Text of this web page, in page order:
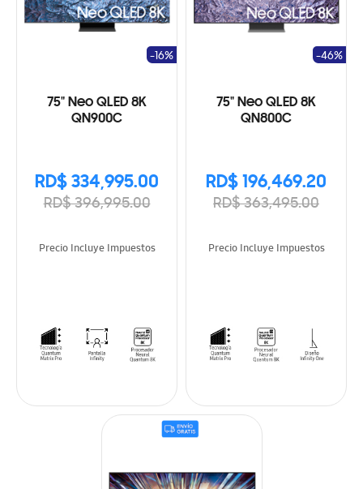
75" Neo QLED 8K
QN900C
RD$ 334,995.00
RD$ 396,995.00
-16%
Precio Incluye Impuestos
75" Neo QLED 8K
QN800C
RD$ 196,469.20
RD$ 363,495.00
-46%
Precio Incluye Impuestos